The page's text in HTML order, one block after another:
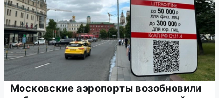
Московские аэропорты возобновили